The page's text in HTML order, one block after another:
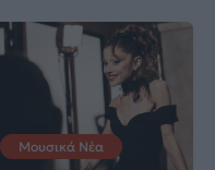
Μουσικά Νέα